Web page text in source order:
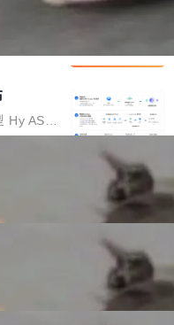
。传统的
）仅能
的语义
能体在
解"瓶
公司AI
部架构
A集群迁
有迁移
前登录
序员圈
限、无
ca
一，但
月之暗面
下文、M
GPU 显
AI 团队
客上发
每 token
Hy ASR
Hy3 的
。通过
、吴语
fixe
音频加
（如 Co